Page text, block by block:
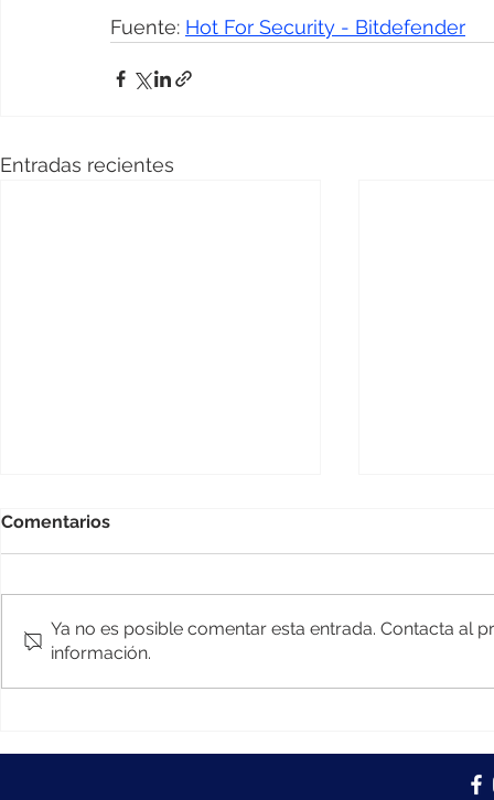
Fuente: Hot For Security - Bitdefender
Entradas recientes
Campaña de suplantación
tomadores de decisión
El nuevo
Exchange
Comentarios
Ya no es posible comentar esta entrada. Contacta al
información.